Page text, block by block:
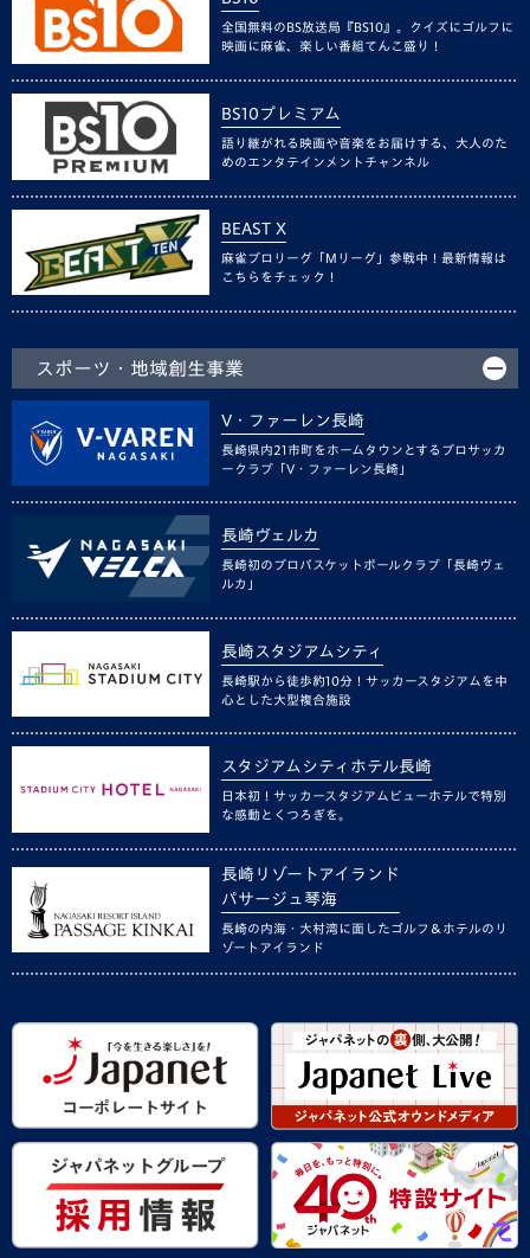
全国無料のBS放送局『BS10』。クイズにゴルフに
映画に麻雀、楽しい番組てんこ盛り！
BS10プレミアム
語り継がれる映画や音楽をお届けする、大人のた
めのエンタテインメントチャンネル
BEAST X
麻雀プロリーグ「Mリーグ」参戦中！最新情報は
こちらをチェック！
スポーツ・地域創生事業
V・ファーレン長崎
長崎県内21市町をホームタウンとするプロサッカ
ークラブ「V・ファーレン長崎」
長崎ヴェルカ
長崎初のプロバスケットボールクラブ「長崎ヴェ
ルカ」
長崎スタジアムシティ
長崎駅から徒歩約10分！サッカースタジアムを中
心とした大型複合施設
スタジアムシティホテル長崎
日本初！サッカースタジアムビューホテルで特別
な感動とくつろぎを。
長崎リゾートアイランド
パサージュ琴海
長崎の内海・大村湾に面したゴルフ＆ホテルのリ
ゾートアイランド